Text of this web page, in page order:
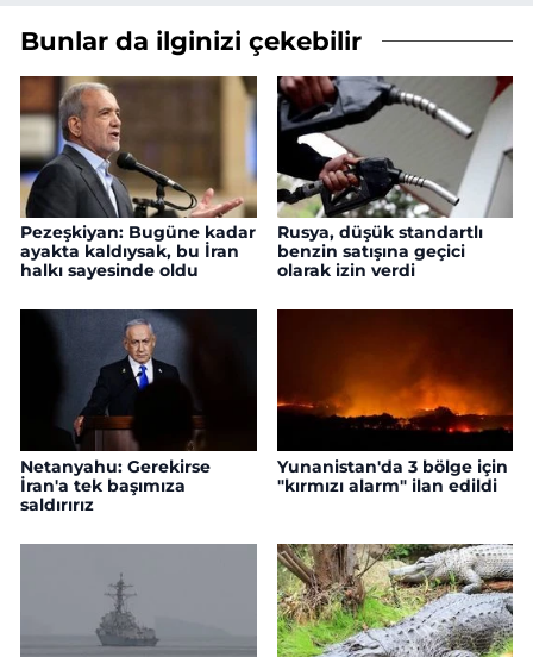
Bunlar da ilginizi çekebilir
Pezeşkiyan: Bugüne kadar
ayakta kaldıysak, bu İran
halkı sayesinde oldu
Rusya, düşük standartlı
benzin satışına geçici
olarak izin verdi
Netanyahu: Gerekirse
İran'a tek başımıza
saldırırız
Yunanistan'da 3 bölge için
"kırmızı alarm" ilan edildi